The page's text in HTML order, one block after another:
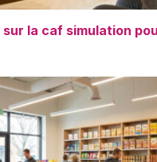
la caf simulation